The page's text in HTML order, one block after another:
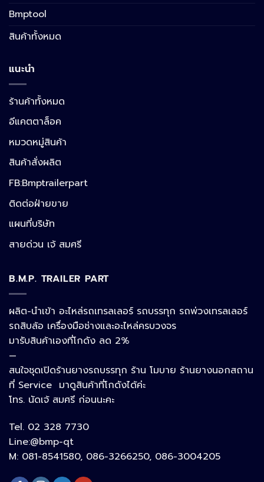
Bmptool
สินค้าทั้งหมด
แนะนำ
ร้านค้าทั้งหมด
อีแคตตาล็อค
หมวดหมู่สินค้า
สินค้าสั่งผลิต
FB:Bmptrailerpart
ติดต่อฝ่ายขาย
แผนที่บริษัท
สายด่วน เจ้ สมศรี
B.M.P. TRAILER PART
ผลิต-นำเข้า อะไหล่รถเทรลเลอร์ รถบรรทุก รถพ่วงเทรลเลอร์
รถสิบล้อ เครื่องมือช่างและอะไหล่ครบวงจร
มารับสินค้าเองที่โกดัง ลด 2%
—
สนใจชุดเปิดร้านยางรถบรรทุก ร้าน โมบาย ร้านยางนอกสถาน
ที่ Service มาดูสินค้าที่โกดังได้ค่ะ
โทร. นัดเจ้ สมศรี ก่อนนะคะ
Tel. 02 328 7730
Line:@bmp-qt
M: 081-8541580, 086-3266250, 086-3004205